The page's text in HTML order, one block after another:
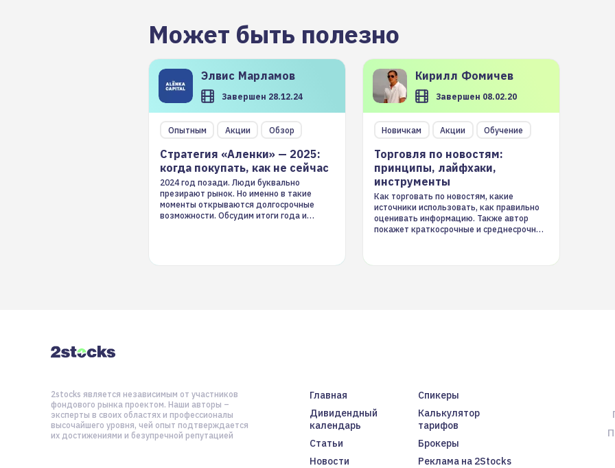
Может быть полезно
Элвис Марламов
Завершен 28.12.24
Опытным Акции Обзор
Стратегия «Аленки» — 2025:
когда покупать, как не сейчас
2024 год позади. Люди буквально
презирают рынок. Но именно в такие
моменты открываются долгосрочные
возможности. Обсудим итоги года и
Кирилл Фомичев
Завершен 08.02.20
Новичкам Акции Обучение
Торговля по новостям:
принципы, лайфхаки,
инструменты
Как торговать по новостям, какие
источники использовать, как правильно
оценивать информацию. Также автор
покажет краткосрочные и среднесрочные
Главная
Спикеры
Дивидендный
календарь
Калькулятор
тарифов
Статьи
Брокеры
Новости
Реклама на 2Stocks
2stocks является независимым от участников
фондового рынка проектом. Наши авторы –
эксперты в своих областях и профессионалы
высочайшего уровня, чей опыт подтверждается
их достижениями и безупречной репутацией